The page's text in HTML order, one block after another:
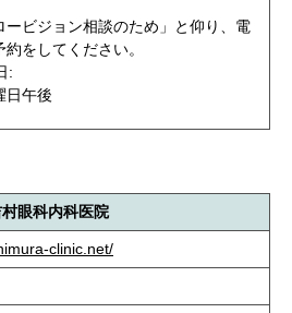
ービジョン相談のため」と仰り、電
約をしてください。
:
日午後
眼科内科医院
clinic.net/